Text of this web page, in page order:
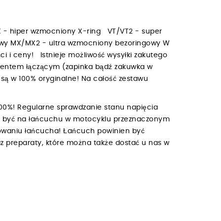
- hiper wzmocniony X-ring VT/VT2 - super
MX/MX2 - ultra wzmocniony bezoringowy W
i ceny! Istnieje możliwość wysyłki zakutego
łączącym (zapinka bądź zakuwka w
w 100% oryginalne! Na całość zestawu
Regularne sprawdzanie stanu napięcia
być na łańcuchu w motocyklu przeznaczonym
łańcucha! Łańcuch powinien być
preparaty, które można także dostać u nas w